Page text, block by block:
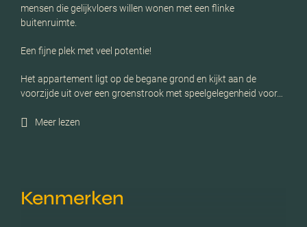
mensen die gelijkvloers willen wonen met een flinke
buitenruimte.
Een fijne plek met veel potentie!
Het appartement ligt op de begane grond en kijkt aan de
voorzijde uit over een groenstrook met speelgelegenheid voor…
Meer lezen
Kenmerken